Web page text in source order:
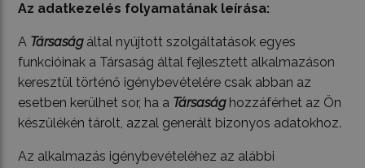
Az adatkezelés folyamatának leírása:
A Társaságáltal nyújtott szolgáltatások egyes
funkcióinak a Társaság által fejlesztett alkalmazáson
keresztül történő igénybevételére csak abban az
esetben kerülhet sor, ha a Társasághozzáférhet az Ön
készülékén tárolt, azzal generált bizonyos adatokhoz.
Az alkalmazás igénybevételéhez az alábbi